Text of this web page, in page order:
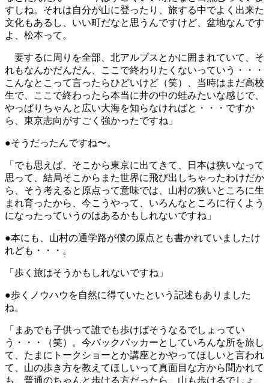
すしね。それは自分が山に登ったり、旅する中でよく出来た
文化もあるし、いい町だなと思うんですけど、盆地なんです
よ、松本って。
要するに周りを全部、北アルプスとかに囲まれていて、そ
れもなんかだんだん、ここで終わりたくないっていう・・・
こんなとこって言ったらひどいけど（笑）、当時はまだ高校
生で、ここで終わったら本当に井の中の蛙みたいな感じで、
やっぱりちゃんと広い大海を知らなければと・・・ですか
ら、東京志向がすごく強かったですね」
●そうだったんですね〜。
「でも思えば、そこから東京に出てきて、日本は狭いなって
思って、結局そこからまた世界に飛び出しちゃったわけだか
ら、そう考えると原点って意味では、山村の狭いところに生
まれ育ったから、今こうやって、いろんなところに行くよう
になったっていうのはあるかもしれないですね」
●本にも、山村の通学路が僕の原点とも書かれていましたけ
れども・・・。
「歩く旅はそうかもしれないですね」
●歩くノウハウを自然に得ていたという記述もありました
ね。
「まあでも子供って誰でも歩けばそうなるでしょってい
う・・・（笑）。今バックパッカーとしていろんな所を旅し
て、たまにトークショーとか講座とかやってほしいと言われ
て、山の歩き方を教えてほしいって真面目な方から聞かれて
も、普通のちゃんと歩ける方だったら、山も歩けるでしょ、